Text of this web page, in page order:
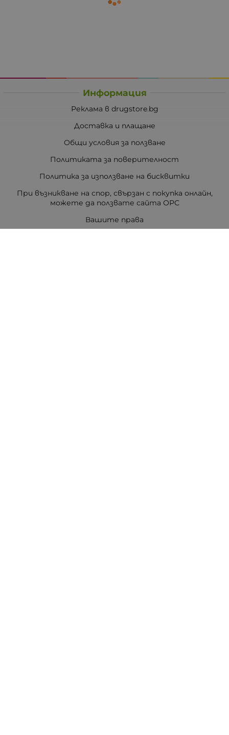
Информация
Реклама в drugstore.bg
Доставка и плащане
Общи условия за ползване
Политиката за поверителност
Политика за използване на бисквитки
При възникване на спор, свързан с покупка онлайн,
можете да ползвате сайта ОРС
Вашите права